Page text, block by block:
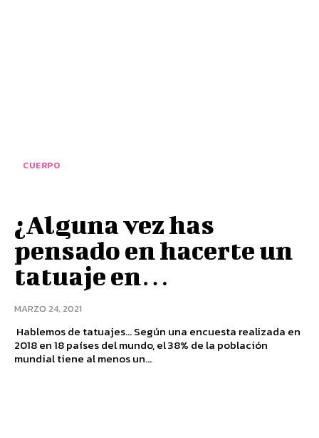
CUERPO
¿Alguna vez has
pensado en hacerte un
tatuaje en…
MARZO 24, 2021
Hablemos de tatuajes… Según una encuesta realizada en
2018 en 18 países del mundo, el 38% de la población
mundial tiene al menos un...